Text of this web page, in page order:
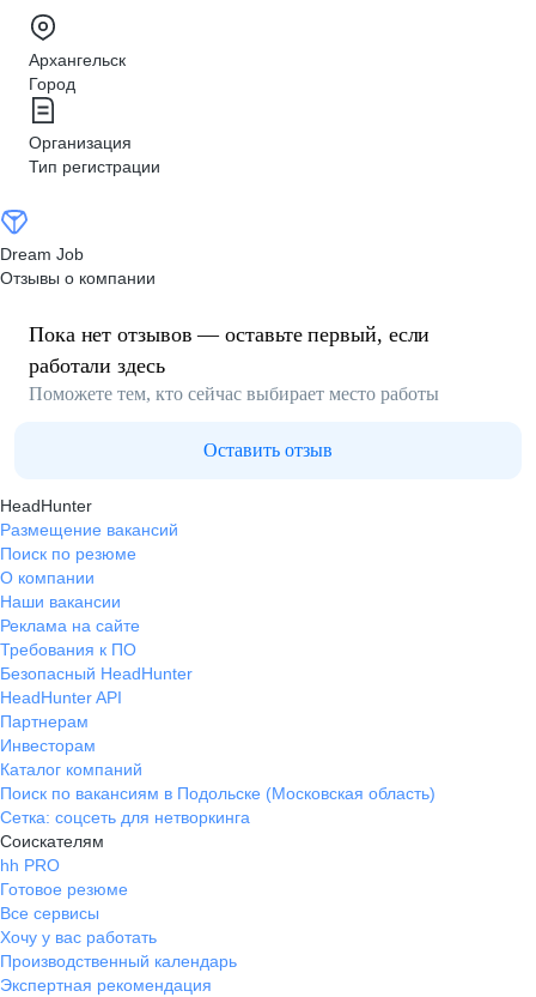
Архангельск
Город
Организация
Тип регистрации
Dream Job
Отзывы о компании
Пока нет отзывов — оставьте первый, если
работали здесь
Поможете тем, кто сейчас выбирает место работы
Оставить отзыв
HeadHunter
Размещение вакансий
Поиск по резюме
О компании
Наши вакансии
Реклама на сайте
Требования к ПО
Безопасный HeadHunter
HeadHunter API
Партнерам
Инвесторам
Каталог компаний
Поиск по вакансиям в Подольске (Московская область)
Сетка: соцсеть для нетворкинга
Соискателям
hh PRO
Готовое резюме
Все сервисы
Хочу у вас работать
Производственный календарь
Экспертная рекомендация